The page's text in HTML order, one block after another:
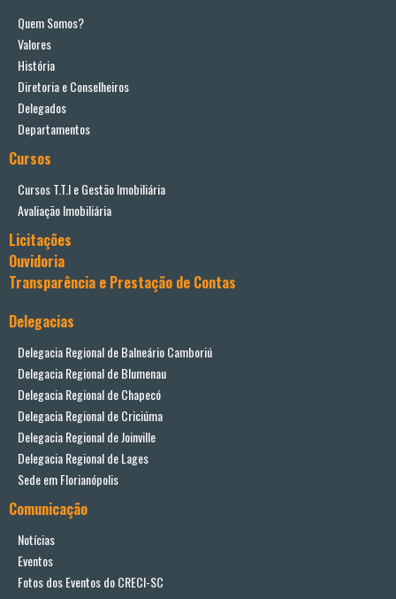
Quem Somos?
Valores
História
Diretoria e Conselheiros
Delegados
Departamentos
Cursos
Cursos T.T.I e Gestão Imobiliária
Avaliação Imobiliária
Licitações
Ouvidoria
Transparência e Prestação de Contas
Delegacias
Delegacia Regional de Balneário Camboriú
Delegacia Regional de Blumenau
Delegacia Regional de Chapecó
Delegacia Regional de Criciúma
Delegacia Regional de Joinville
Delegacia Regional de Lages
Sede em Florianópolis
Comunicação
Notícias
Eventos
Fotos dos Eventos do CRECI-SC